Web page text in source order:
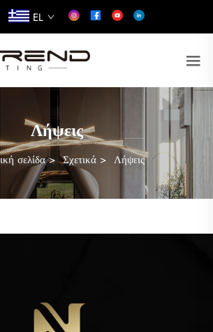
EL
Λήψεις
σελίδα>Σχετικά > Λήψεις